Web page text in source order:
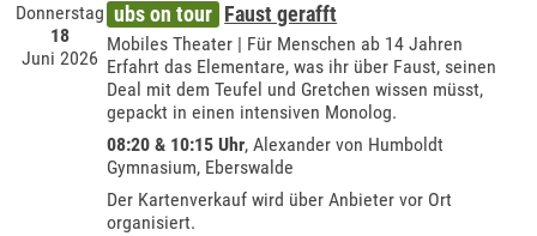
Donnerstag
18
Juni 2026
ubs on tour Faust gerafft
Mobiles Theater | Für Menschen ab 14 Jahren
Erfahrt das Elementare, was ihr über Faust, seinen
Deal mit dem Teufel und Gretchen wissen müsst,
gepackt in einen intensiven Monolog.
08:20 & 10:15 Uhr,Alexander von Humboldt
Gymnasium, Eberswalde
Der Kartenverkauf wird über Anbieter vor Ort
organisiert.